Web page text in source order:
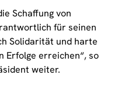
Schaffung von
für seinen
Solidarität und harte
Erfolge erreichen“, so
weiter.